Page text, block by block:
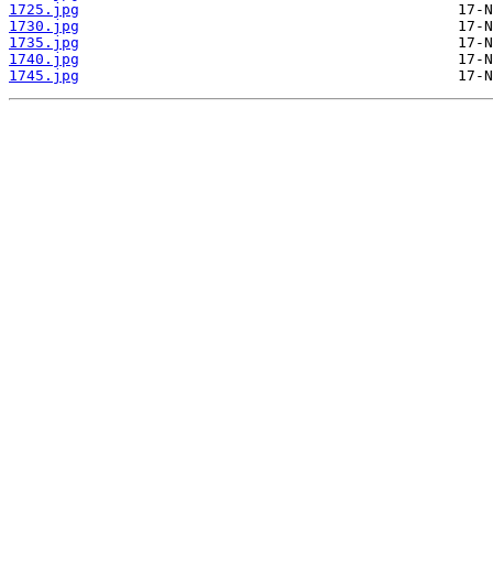
1725.jpg
1730.jpg
1735.jpg
1740.jpg
1745.jpg